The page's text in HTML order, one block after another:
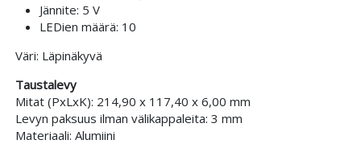
Jännite: 5 V
LEDien määrä: 10
Väri: Läpinäkyvä
Taustalevy
Mitat (PxLxK): 214,90 x 117,40 x 6,00 mm
Levyn paksuus ilman välikappaleita: 3 mm
Materiaali: Alumiini